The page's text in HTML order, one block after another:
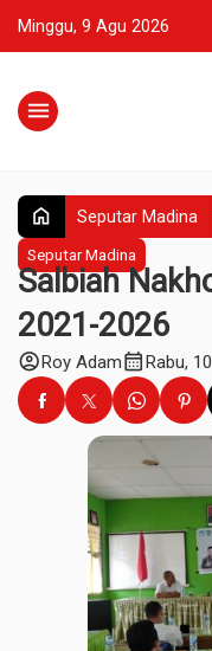
Minggu, 9 Agu 2026
menu
home Seputar Madina
Seputar Madina
Salbiah
2021-2026
account_circleRoy Adamcalendar_monthRabu,